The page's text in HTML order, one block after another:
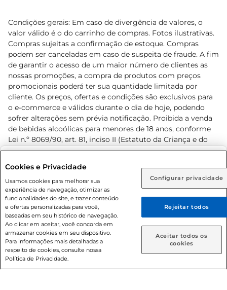
Rio de Janeiro (RJ) Goiás (GO)
Ou
Caso queira comprar online, informe como deseja receber
suas compras:
Entrega em casa Retire em Loja
Condições gerais: Em caso de divergência de valores, o
valor válido é o do carrinho de compras. Fotos ilustrativas.
Compras sujeitas a confirmação de estoque. Compras
podem ser canceladas em caso de suspeita de fraude. A fim
de garantir o acesso de um maior número de clientes as
nossas promoções, a compra de produtos com preços
promocionais poderá ter sua quantidade limitada por
cliente. Os preços, ofertas e condições são exclusivos para
o e-commerce e válidos durante o dia de hoje, podendo
sofrer alterações sem prévia notificação. Proibida a venda
de bebidas alcoólicas para menores de 18 anos, conforme
Lei n.º 8069/90, art. 81, inciso II (Estatuto da Criança e do
Adolescente). Preços e condições exclusivos para o
prévio. O valor mínimo para as compras on-line é de R$
80,00.
© 2026 Copyright. Todos os direitos
reservados Prezunic.
Cookies e Privacidade
Usamos cookies para melhorar sua
experiência de navegação, otimizar as
funcionalidades do site, e trazer conteúdo
e ofertas personalizadas para você,
baseadas em seu histórico de navegação.
Ao clicar em aceitar, você concorda em
armazenar cookies em seu dispositivo.
Para informações mais detalhadas a
respeito de cookies, consulte nossa
Política de Privacidade.
Configurar privacidade
Rejeitar todos
Aceitar todos os
cookies